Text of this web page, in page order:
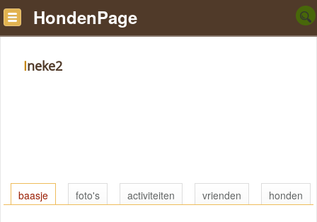
HondenPage
Ineke2
baasje foto's activiteiten vrienden honden